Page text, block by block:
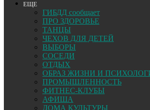
ЕЩЕ
ГИБДД сообщает
ПРО ЗДОРОВЬЕ
ТАНЦЫ
ЧЕХОВ ДЛЯ ДЕТЕЙ
ВЫБОРЫ
СОСЕДИ
ОТДЫХ
ОБРАЗ ЖИЗНИ И
ПРОМЫШЛЕННОСТЬ
ФИТНЕС-КЛУБЫ
АФИША
ДОМА КУЛЬТУРЫ